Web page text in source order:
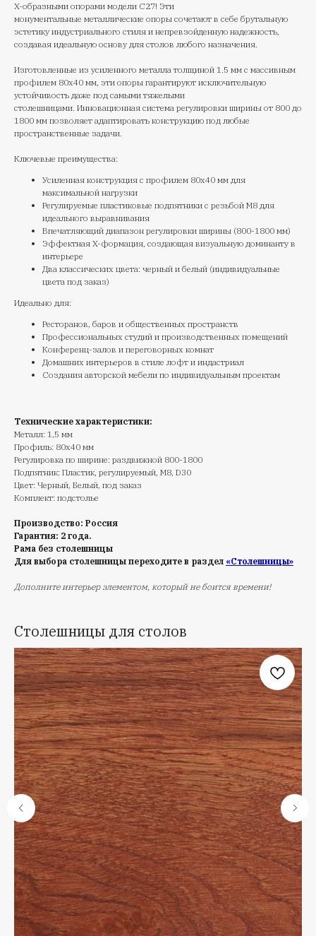
X-образными опорами модели С27! Эти
монументальные металлические опоры сочетают в себе брутальную
эстетику индустриального стиля и непревзойденную надежность,
создавая идеальную основу для столов любого назначения.
Изготовленные из усиленного металла толщиной 1.5 мм с массивным
профилем 80х40 мм, эти опоры гарантируют исключительную
устойчивость даже под самыми тяжелыми
столешницами. Инновационная система регулировки ширины от 800 до
1800 мм позволяет адаптировать конструкцию под любые
пространственные задачи.
Ключевые преимущества:
Усиленная конструкция с профилем 80х40 мм для
максимальной нагрузки
Регулируемые пластиковые подпятники с резьбой М8 для
идеального выравнивания
Впечатляющий диапазон регулировки ширины (800-1800 мм)
Эффектная X-формация, создающая визуальную доминанту в
интерьере
Два классических цвета: черный и белый (индивидуальные
цвета под заказ)
Идеально для:
Ресторанов, баров и общественных пространств
Профессиональных студий и производственных помещений
Конференц-залов и переговорных комнат
Домашних интерьеров в стиле лофт и индастриал
Создания авторской мебели по индивидуальным проектам
Технические характеристики:
Металл: 1,5 мм
Профиль: 80х40 мм
Регулировка по ширине: раздвижной 800-1800
Подпятник: Пластик, регулируемый, M8, D30
Цвет: Черный, Белый, под заказ
Комплект: подстолье
Производство: Россия
Гарантия: 2 года.
Рама без столешницы
Для выбора столешницы переходите в раздел «Столешницы»
Дополните интерьер элементом, который не боится времени!
Столешницы для столов